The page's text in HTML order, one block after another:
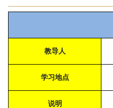
教导人
学习地点
说明